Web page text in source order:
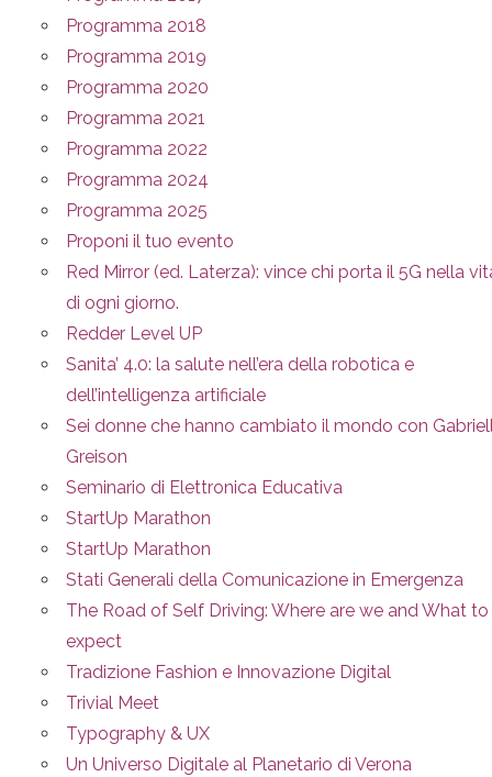
Programma 2018
Programma 2019
Programma 2020
Programma 2021
Programma 2022
Programma 2024
Programma 2025
Proponi il tuo evento
Red Mirror (ed. Laterza): vince chi porta il 5G nella
di ogni giorno.
Redder Level UP
Sanita’ 4.0: la salute nell’era della robotica e
dell’intelligenza artificiale
Sei donne che hanno cambiato il mondo con
Greison
Seminario di Elettronica Educativa
StartUp Marathon
StartUp Marathon
Stati Generali della Comunicazione in Emergenza
The Road of Self Driving: Where are we and What to
expect
Tradizione Fashion e Innovazione Digital
Trivial Meet
Typography & UX
Un Universo Digitale al Planetario di Verona